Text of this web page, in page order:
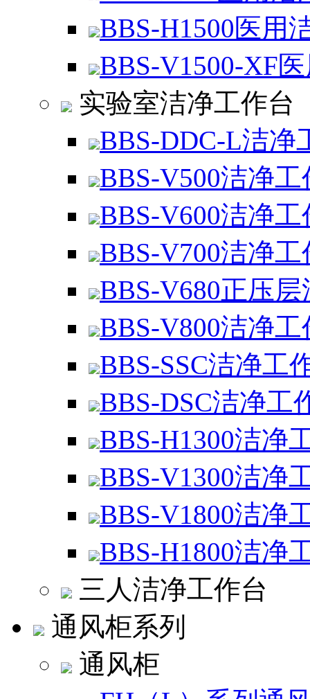
BBS-H1500医用
BBS-V1500-XF
实验室洁净工作台
BBS-DDC-L洁
BBS-V500洁净
BBS-V600洁净
BBS-V700洁净
BBS-V680正压
BBS-V800洁净
BBS-SSC洁净工
BBS-DSC洁净
BBS-H1300洁净
BBS-V1300洁净
BBS-V1800洁净
BBS-H1800洁净
三人洁净工作台
通风柜系列
通风柜